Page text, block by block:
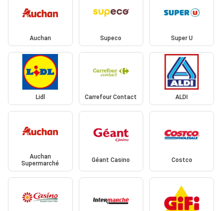
Auchan Supeco Super U
Lidl Carrefour Contact ALDI
Auchan
Supermarché
Géant Casino Costco